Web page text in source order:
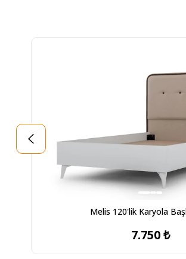
Melis 120'lik Karyola
7.750 ₺